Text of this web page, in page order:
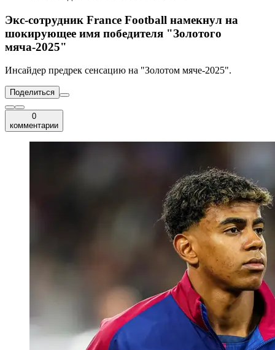
Экс-сотрудник France Football намекнул на
шокирующее имя победителя "Золотого
мяча-2025"
Инсайдер предрек сенсацию на "Золотом мяче-2025".
Поделиться
0
комментарии